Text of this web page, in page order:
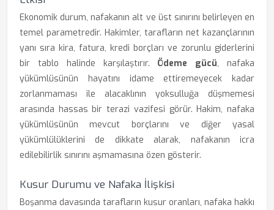
Ekonomik durum, nafakanın alt ve üst sınırını belirleyen en
temel parametredir. Hakimler, tarafların net kazançlarının
yanı sıra kira, fatura, kredi borçları ve zorunlu giderlerini
bir tablo halinde karşılaştırır. Ödeme gücü, nafaka
yükümlüsünün hayatını idame ettiremeyecek kadar
zorlanmaması ile alacaklının yoksulluğa düşmemesi
arasında hassas bir terazi vazifesi görür. Hakim, nafaka
yükümlüsünün mevcut borçlarını ve diğer yasal
yükümlülüklerini de dikkate alarak, nafakanın icra
edilebilirlik sınırını aşmamasına özen gösterir.
Kusur Durumu ve Nafaka İlişkisi
Boşanma davasında tarafların kusur oranları, nafaka hakkı